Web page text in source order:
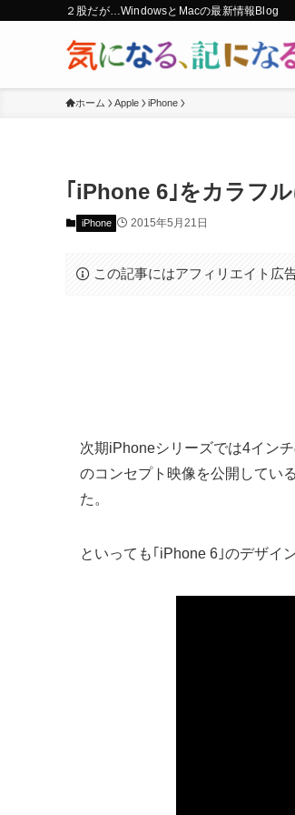
２股だが…WindowsとMacの最新情報Blog
ホーム Apple iPhone
｢iPhone 6｣をカラフ
iPhone 2015年5月21日
この記事にはアフィリエイト広
次期iPhoneシリーズでは4イン
のコンセプト映像を公開してい
た。
といっても｢iPhone 6｣のデザイ